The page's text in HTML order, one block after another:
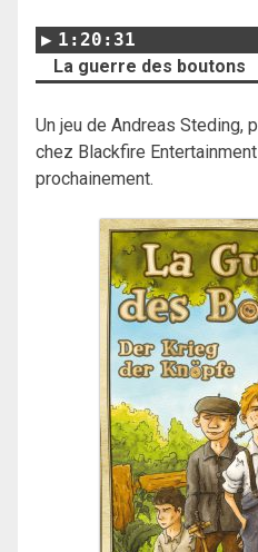
1:20:31
La guerre des boutons
Un jeu de Andreas Steding,
chez Blackfire
prochainement.